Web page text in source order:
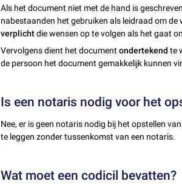
Als het document niet met de hand is
nabestaanden het gebruiken als leidraad om
verplichtdie wensen op te volgen als het gaat
Vervolgens dient het documentondertekend te
de persoon het document gemakkelijk kunnen
Is een notaris nodig voor het
Nee, er is geen notaris nodig bij het opstellen
te leggen zonder tussenkomst van een notaris.
Wat moet een codicil bevatten?